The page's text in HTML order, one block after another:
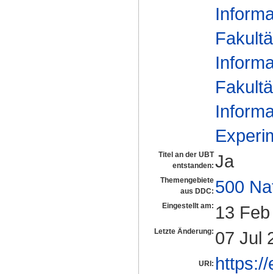
Titel an der UBT
entstanden: Ja
Themengebiete
aus DDC: 500
Eingestellt am: 13
Letzte Änderung: 07 Jul
URI: